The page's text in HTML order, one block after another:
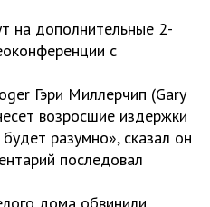
на дополнительные 2-
с
Гэри Миллерчип (Gary
возросшие издержки
разумно», сказал он
последовал
дома обвинили